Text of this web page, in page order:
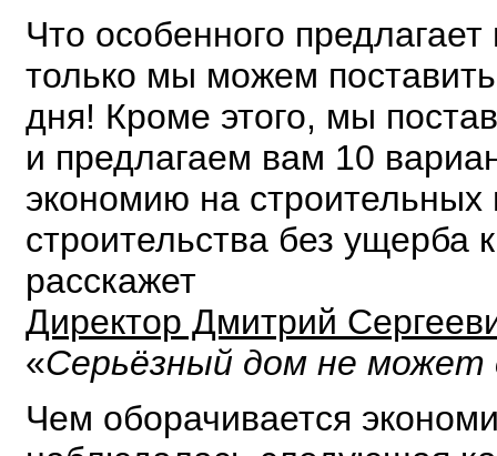
Что особенного
только мы можем
дня! Кроме этого, мы
и предлагаем вам 10
экономию на
строительства без ущерба
расскажет
Директор Дмитрий
«Серьёзный дом не
Чем оборачивается